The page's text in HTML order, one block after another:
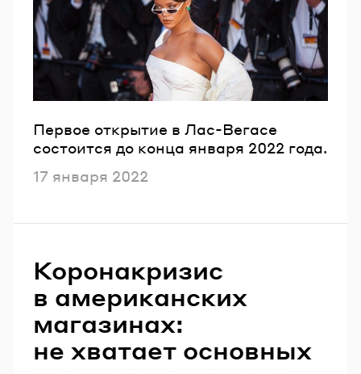
Первое открытие в Лас-Вегасе
состоится до конца января 2022 года.
Опубликовано
17 января 2022
Коронакризис
в американских
магазинах:
не хватает основных